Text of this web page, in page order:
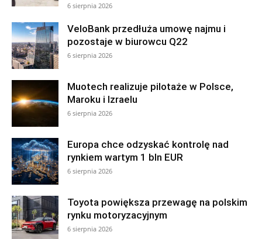
6 sierpnia 2026
VeloBank przedłuża umowę najmu i
pozostaje w biurowcu Q22
6 sierpnia 2026
Muotech realizuje pilotaże w Polsce,
Maroku i Izraelu
6 sierpnia 2026
Europa chce odzyskać kontrolę nad
rynkiem wartym 1 bln EUR
6 sierpnia 2026
Toyota powiększa przewagę na polskim
rynku motoryzacyjnym
6 sierpnia 2026